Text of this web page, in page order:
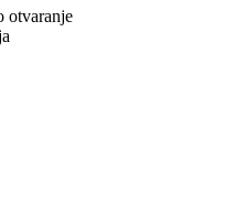
otvaranje